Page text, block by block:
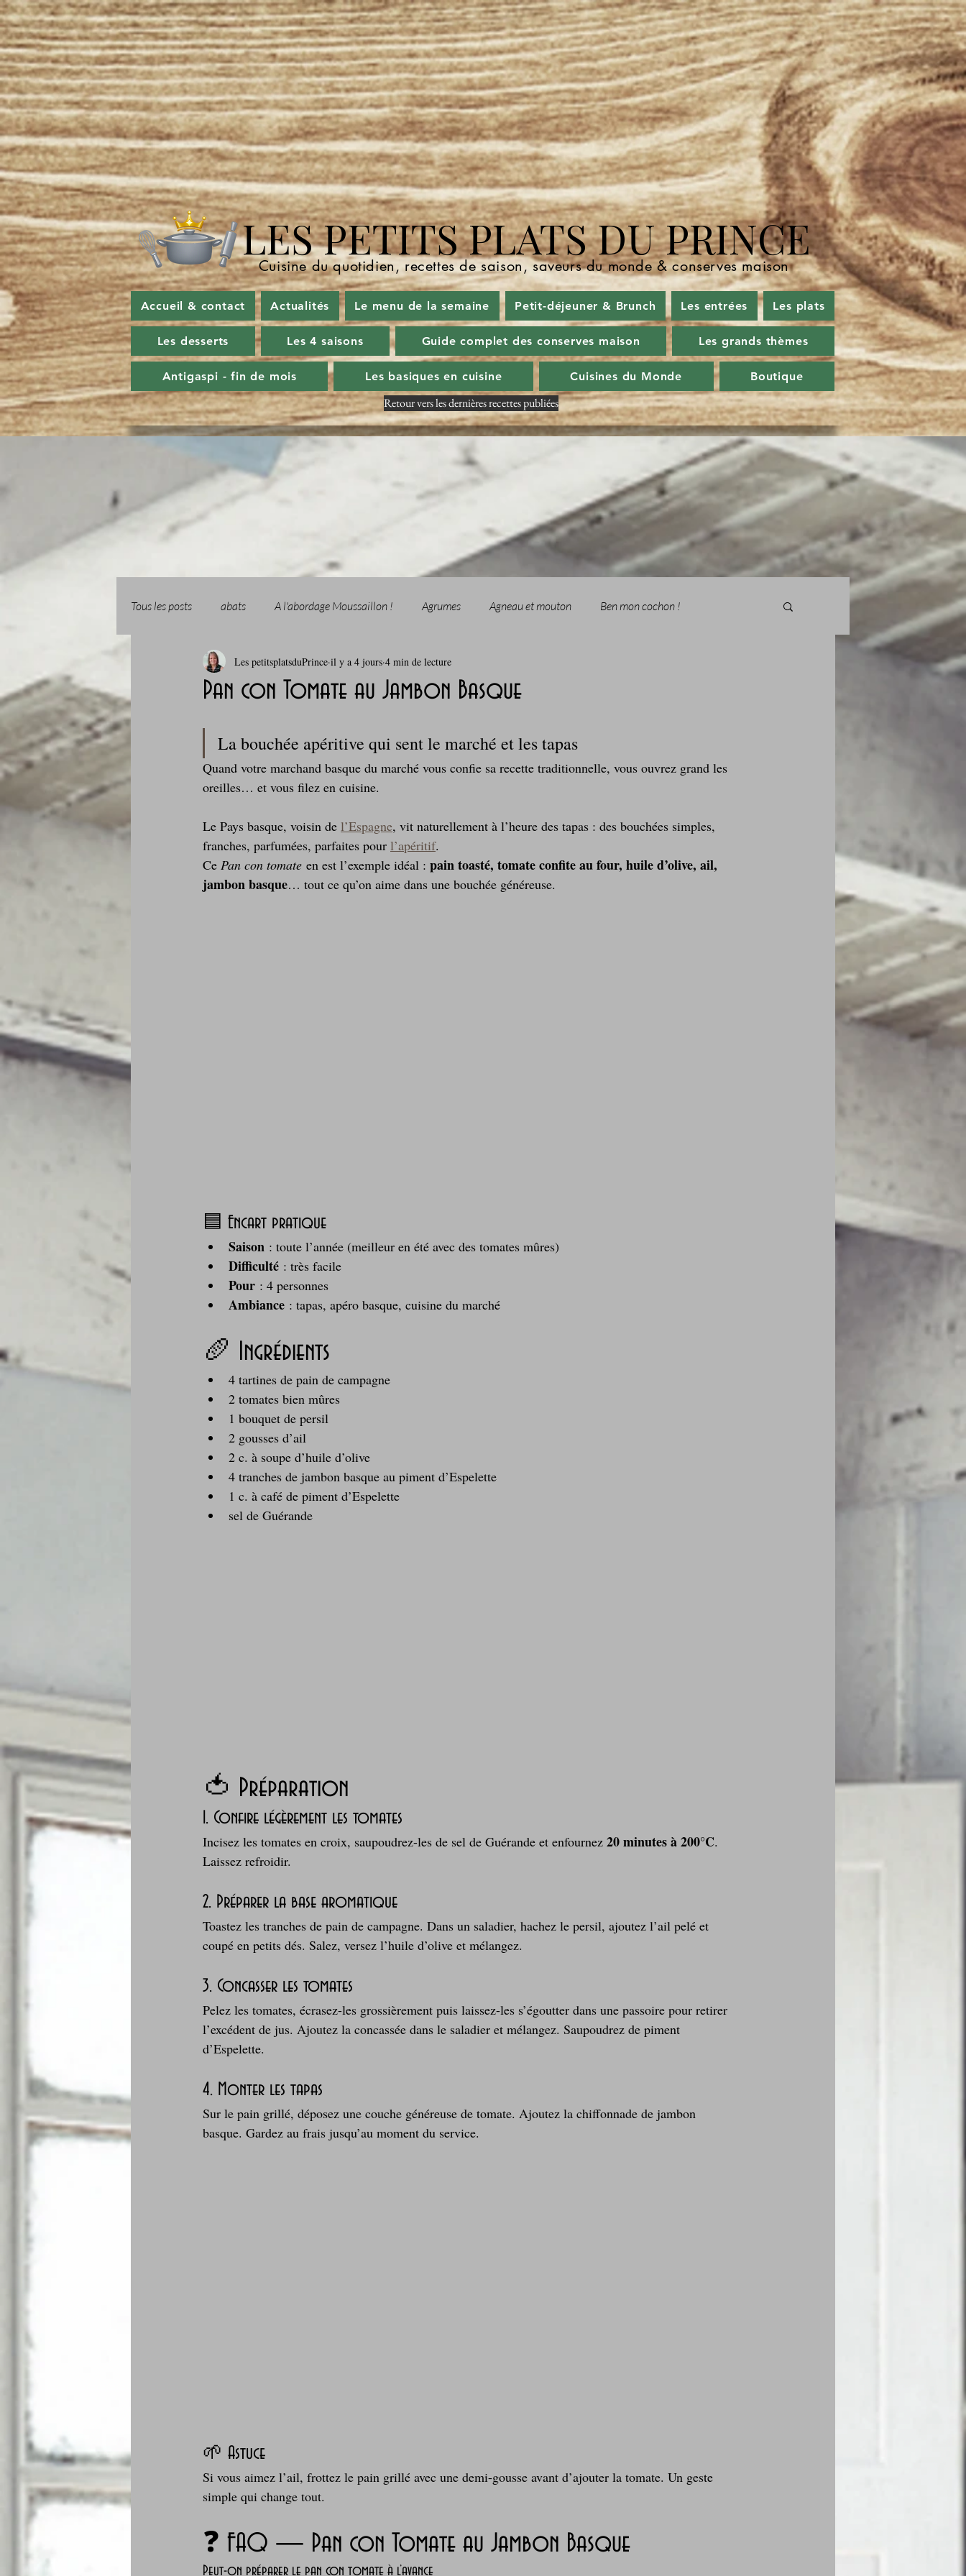
LES PETITS PLATS DU PRINCE
Cuisine du quotidien, recettes de saison, saveurs du monde & conserves maison
Accueil & contact Actualités Le menu de la semaine Petit-déjeuner & Brunch Les entrées Les plats
Les desserts Les 4 saisons Guide complet des conserves maison Les grands thèmes
Antigaspi - fin de mois Les basiques en cuisine Cuisines du Monde Boutique
Retour vers les dernières recettes publiées
Tous les posts abats A l'abordage Moussaillon ! Agrumes Agneau et mouton Ben mon cochon !
Boissons et cocktails Boulangerie Breakfast c'est la rentrée !
Cuisine du Camping Déjeuner sur l'herbe Finger food, snack Foire au vin
Fondus de chocolat fruits à coque Garden Party - buffet - Verrines Gâteau d'anniversaire
Glaces, sorbets, desserts glacés Grillades, barbecues et plancha Healthy, léger, ou végétarien
Pan con Tomate au Jambon Basque
Les petitsplatsduPrince il y a 4 jours 4 min de lecture
La bouchée apéritive qui sent le marché et les tapas
Quand votre marchand basque du marché vous confie sa recette traditionnelle, vous ouvrez grand les
oreilles… et vous filez en cuisine.
Le Pays basque, voisin de l’Espagne, vit naturellement à l’heure des tapas : des bouchées simples,
franches, parfumées, parfaites pour l’apéritif.
Ce Pan con tomate en est l’exemple idéal : pain toasté, tomate confite au four, huile d’olive, ail,
jambon basque… tout ce qu’on aime dans une bouchée généreuse.
🟦 Encart pratique
Saison : toute l’année (meilleur en été avec des tomates mûres)
Difficulté : très facile
Pour : 4 personnes
Ambiance : tapas, apéro basque, cuisine du marché
🥖 Ingrédients
4 tartines de pain de campagne
2 tomates bien mûres
1 bouquet de persil
2 gousses d’ail
2 c. à soupe d’huile d’olive
4 tranches de jambon basque au piment d’Espelette
1 c. à café de piment d’Espelette
sel de Guérande
🍅 Préparation
1. Confire légèrement les tomates
Incisez les tomates en croix, saupoudrez-les de sel de Guérande et enfournez 20 minutes à 200°C.
Laissez refroidir.
2. Préparer la base aromatique
Toastez les tranches de pain de campagne. Dans un saladier, hachez le persil, ajoutez l’ail pelé et
coupé en petits dés. Salez, versez l’huile d’olive et mélangez.
3. Concasser les tomates
Pelez les tomates, écrasez-les grossièrement puis laissez-les s’égoutter dans une passoire pour retirer
l’excédent de jus. Ajoutez la concassée dans le saladier et mélangez. Saupoudrez de piment
d’Espelette.
4. Monter les tapas
Sur le pain grillé, déposez une couche généreuse de tomate. Ajoutez la chiffonnade de jambon
basque. Gardez au frais jusqu’au moment du service.
🌱 Astuce
Si vous aimez l’ail, frottez le pain grillé avec une demi-gousse avant d’ajouter la tomate. Un geste
simple qui change tout.
❓ FAQ — Pan con Tomate au Jambon Basque
Peut-on préparer le pan con tomate à l’avance